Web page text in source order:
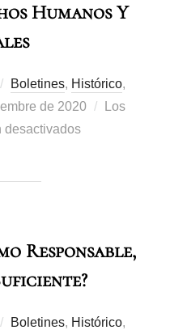
Humanos Y
Boletines, Histórico,
de 2020
Los
desactivados
Responsable,
Boletines, Histórico,